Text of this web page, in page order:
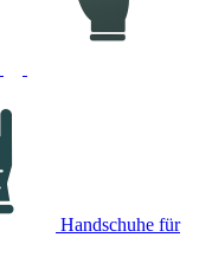
Handschuhe für